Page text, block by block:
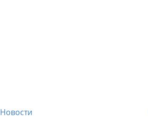
Новости